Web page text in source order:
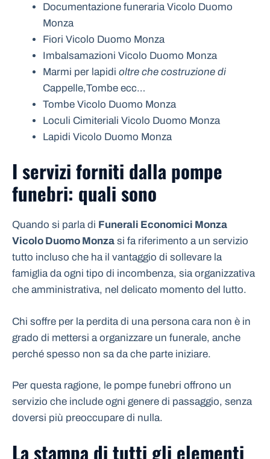
Documentazione funeraria Vicolo Duomo
Monza
Fiori Vicolo Duomo Monza
Imbalsamazioni Vicolo Duomo Monza
Marmi per lapidi oltre che costruzione di
Cappelle,Tombe ecc…
Tombe Vicolo Duomo Monza
Loculi Cimiteriali Vicolo Duomo Monza
Lapidi Vicolo Duomo Monza
I servizi forniti dalla pompe
funebri: quali sono
Quando si parla di Funerali Economici Monza
Vicolo Duomo Monza si fa riferimento a un servizio
tutto incluso che ha il vantaggio di sollevare la
famiglia da ogni tipo di incombenza, sia organizzativa
che amministrativa, nel delicato momento del lutto.
Chi soffre per la perdita di una persona cara non è in
grado di mettersi a organizzare un funerale, anche
perché spesso non sa da che parte iniziare.
Per questa ragione, le pompe funebri offrono un
servizio che include ogni genere di passaggio, senza
doversi più preoccupare di nulla.
La stampa di tutti gli elementi